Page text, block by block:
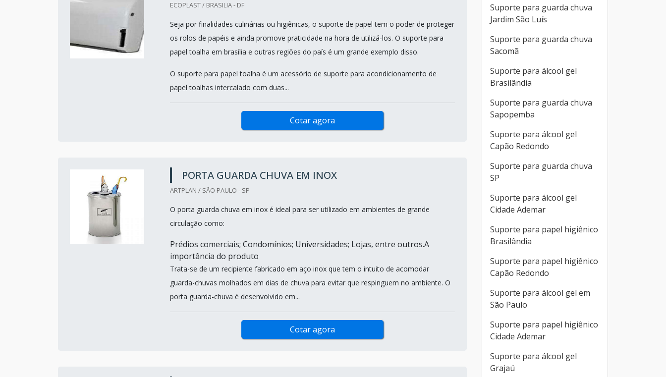
ECOPLAST / BRASILIA - DF
Seja por finalidades culinárias ou higiênicas, o suporte de papel tem o poder de proteger
os rolos de papéis e ainda promove praticidade na hora de utilizá-los. O suporte para
papel toalha em brasília e outras regiões do país é um grande exemplo disso.
O suporte para papel toalha é um acessório de suporte para acondicionamento de
papel toalhas intercalado com duas...
Cotar agora
PORTA GUARDA CHUVA EM INOX
ARTPLAN / SÃO PAULO - SP
O porta guarda chuva em inox é ideal para ser utilizado em ambientes de grande
circulação como:
Prédios comerciais; Condomínios; Universidades; Lojas, entre outros.A
importância do produto
Trata-se de um recipiente fabricado em aço inox que tem o intuito de acomodar
guarda-chuvas molhados em dias de chuva para evitar que respinguem no ambiente. O
porta guarda-chuva é desenvolvido em...
Cotar agora
Suporte para guarda chuva
Jardim São Luís
Suporte para guarda chuva
Sacomã
Suporte para álcool gel
Brasilândia
Suporte para guarda chuva
Sapopemba
Suporte para álcool gel
Capão Redondo
Suporte para guarda chuva
SP
Suporte para álcool gel
Cidade Ademar
Suporte para papel higiênico
Brasilândia
Suporte para papel higiênico
Capão Redondo
Suporte para álcool gel em
São Paulo
Suporte para papel higiênico
Cidade Ademar
Suporte para álcool gel
Grajaú